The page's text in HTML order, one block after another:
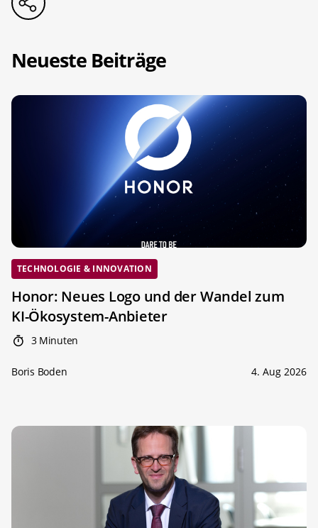
Neueste Beiträge
TECHNOLOGIE & INNOVATION
Honor: Neues Logo und der Wandel zum
KI-Ökosystem-Anbieter
3 Minuten
Boris Boden 4. Aug 2026